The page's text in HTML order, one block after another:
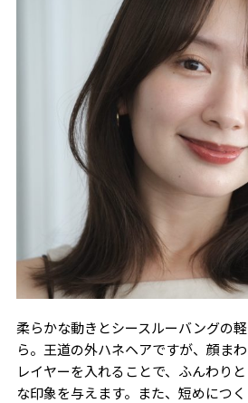
柔らかな動きとシースルーバングの
ら。王道の外ハネヘアですが、顔ま
レイヤーを入れることで、ふんわり
な印象を与えます。また、短めにつ